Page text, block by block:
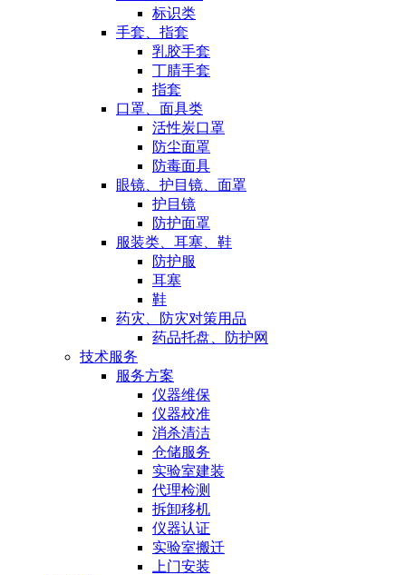
标识类
手套、指套
乳胶手套
丁腈手套
指套
口罩、面具类
活性炭口罩
防尘面罩
防毒面具
眼镜、护目镜、面罩
护目镜
防护面罩
服装类、耳塞、鞋
防护服
耳塞
鞋
药灾、防灾对策用品
药品托盘、防护网
技术服务
服务方案
仪器维保
仪器校准
消杀清洁
仓储服务
实验室建装
代理检测
拆卸移机
仪器认证
实验室搬迁
上门安装